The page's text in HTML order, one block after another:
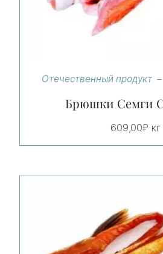
Отечественный продукт
Брюшки Семги
609,00₽ кг